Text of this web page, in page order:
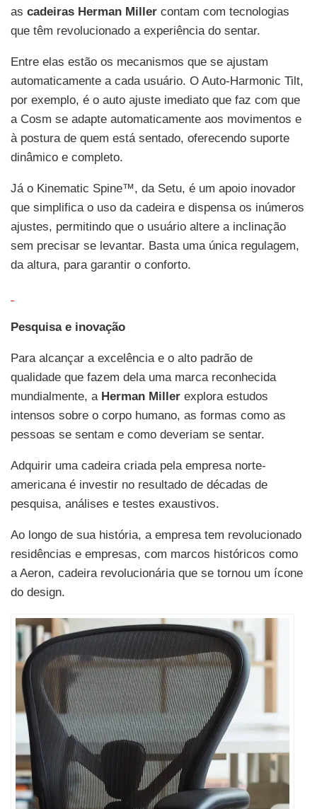
ascadeiras Herman Miller contam com tecnologias
que têm revolucionado a experiência do sentar.
Entre elas estão os mecanismos que se ajustam
automaticamente a cada usuário. O Auto-Harmonic Tilt,
por exemplo, é o auto ajuste imediato que faz com que
a Cosm se adapte automaticamente aos movimentos e
à postura de quem está sentado, oferecendo suporte
dinâmico e completo.
Já o Kinematic Spine™, da Setu, é um apoio inovador
que simplifica o uso da cadeira e dispensa os inúmeros
ajustes, permitindo que o usuário altere a inclinação
sem precisar se levantar. Basta uma única regulagem,
da altura, para garantir o conforto.
Pesquisa e inovação
Para alcançar a excelência e o alto padrão de
qualidade que fazem dela uma marca reconhecida
mundialmente, a Herman Millerexplora estudos
intensos sobre o corpo humano, as formas como as
pessoas se sentam e como deveriam se sentar.
Adquirir uma cadeira criada pela empresa norte-
americana é investir no resultado de décadas de
pesquisa, análises e testes exaustivos.
Ao longo de sua história, a empresa tem revolucionado
residências e empresas, com marcos históricos como
a Aeron, cadeira revolucionária que se tornou um ícone
do design.